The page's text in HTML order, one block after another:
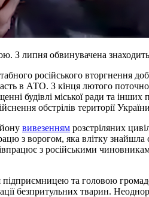
З липня обвинувачена
російського вторгнення
в АТО. З кінця лютого
будівлі міської ради та
обстрілів території
вивезенням розстріляних
з ворогом, яка влітку
з російськими
та головою
безпритульних тварин.